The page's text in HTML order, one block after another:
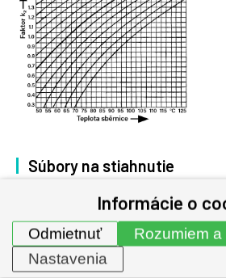
Súbory na stiahnutie
Typ dokumentu
Informácie o
Rozumiem a
Odmietnuť
Nastavenia